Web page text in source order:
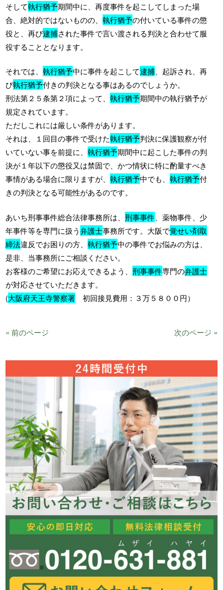
そして執行猶予期間中に、再度事件を起こしてしまった場
合、絶対的ではないものの、執行猶予の付いている事件の懲
役と、再び逮捕された事件で言い渡される判決と合わせて服
役することとなります。
それでは、執行猶予中に事件を起こして逮捕 、起訴され、再
び執行猶予付きの判決となる事はあるのでしょうか。
刑法第２５条第２項によって、執行猶予期間中の執行猶予が
規定されています。
ただしこれには厳しい条件があります。
それは、１回目の事件で受けた執行猶予判決に保護観察が付
いていない事を前提に、執行猶予期間中に起こした事件の判
決が１年以下の懲役又は禁固で、かつ情状に特に酌量すべき
事情がある場合に限りますが、執行猶予中でも、執行猶予付
きの判決となる可能性があるのです。
あいち刑事事件総合法律事務所は、刑事事件 、薬物事件、少
年事件等を専門に扱う弁護士事務所です。大阪で覚せい剤取
締法違反でお困りの方、執行猶予中の事件でお悩みの方は、
是非、当事務所にご相談ください。
お客様のご希望にお応えできるよう、刑事事件専門の弁護士
が対応させていただきます。
(大阪府天王寺警察署 初回接見費用：３万５８００円）
« 前のページ 次のページ »